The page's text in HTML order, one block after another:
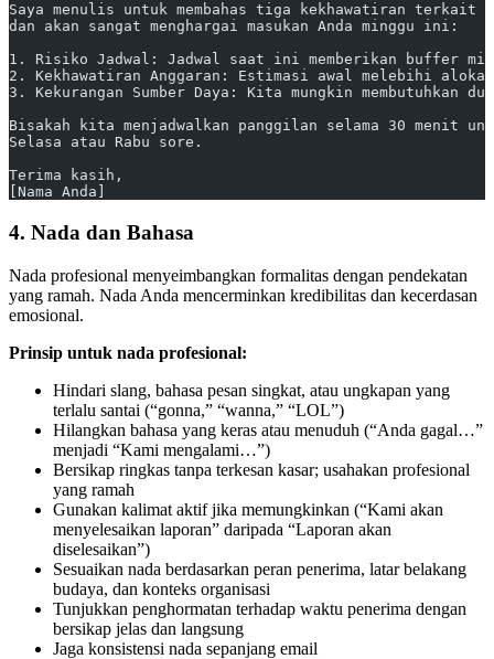
Saya menulis untuk membahas tiga kekhawatiran
dan akan sangat menghargai masukan Anda minggu ini:
1. Risiko Jadwal: Jadwal saat ini memberikan buffer
2. Kekhawatiran Anggaran: Estimasi awal melebihi
3. Kekurangan Sumber Daya: Kita mungkin membutuhkan
Bisakah kita menjadwalkan panggilan selama 30 menit
Selasa atau Rabu sore.
Terima kasih,
[Nama Anda]
4. Nada dan Bahasa
Nada profesional menyeimbangkan formalitas dengan pendekatan
yang ramah. Nada Anda mencerminkan kredibilitas dan kecerdasan
emosional.
Prinsip untuk nada profesional:
Hindari slang, bahasa pesan singkat, atau ungkapan yang
terlalu santai (“gonna,” “wanna,” “LOL”)
Hilangkan bahasa yang keras atau menuduh (“Anda gagal…”
menjadi “Kami mengalami…”)
Bersikap ringkas tanpa terkesan kasar; usahakan profesional
yang ramah
Gunakan kalimat aktif jika memungkinkan (“Kami akan
menyelesaikan laporan” daripada “Laporan akan
diselesaikan”)
Sesuaikan nada berdasarkan peran penerima, latar belakang
budaya, dan konteks organisasi
Tunjukkan penghormatan terhadap waktu penerima dengan
bersikap jelas dan langsung
Jaga konsistensi nada sepanjang email